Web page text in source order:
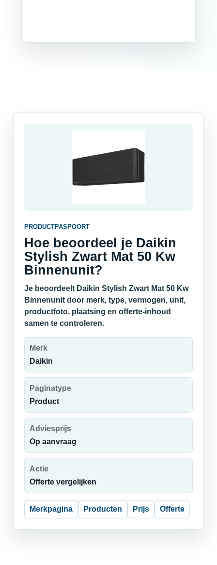
PRODUCTPASPOORT
Hoe beoordeel je Daikin
Stylish Zwart Mat 50 Kw
Binnenunit?
Je beoordeelt Daikin Stylish Zwart Mat 50 Kw
Binnenunit door merk, type, vermogen, unit,
productfoto, plaatsing en offerte-inhoud
samen te controleren.
Merk
Daikin
Paginatype
Product
Adviesprijs
Op aanvraag
Actie
Offerte vergelijken
Merkpagina Producten Prijs Offerte